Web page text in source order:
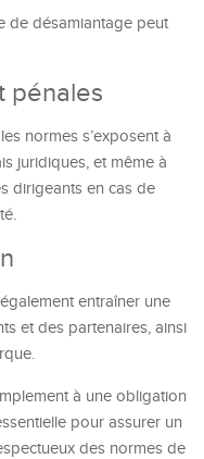
de désamiantage peut
pénales
normes s’exposent à
juridiques, et même à
dirigeants en cas de
entraîner une
et des partenaires, ainsi
à une obligation
pour assurer un
des normes de